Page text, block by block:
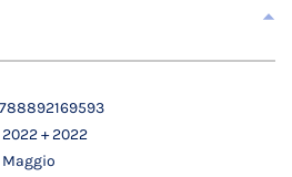
2022 + 2022
Maggio